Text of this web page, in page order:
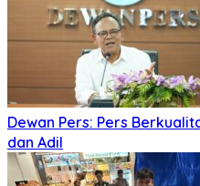
Dewan Pers: Pers
dan Adil